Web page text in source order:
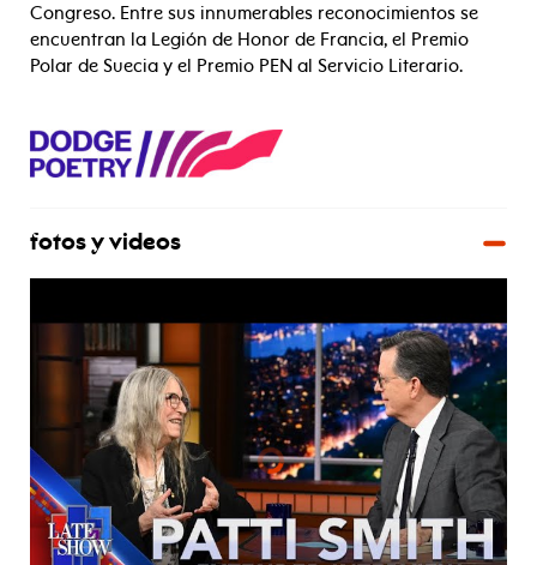
Congreso. Entre sus innumerables reconocimientos se
encuentran la Legión de Honor de Francia, el Premio
Polar de Suecia y el Premio PEN al Servicio Literario.
fotos y videos